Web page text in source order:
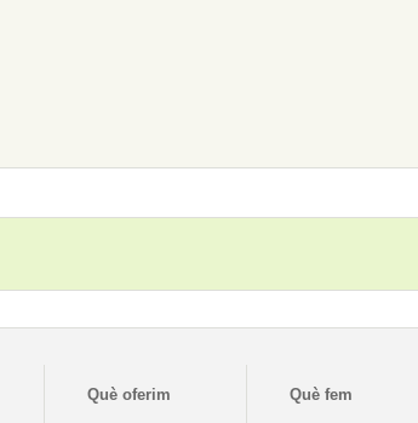
Què oferim Què fem